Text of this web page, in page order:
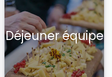
Déjeuner équipe